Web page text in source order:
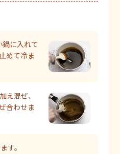
に入れて
めて冷ま
混ぜ、
合わせま
す。